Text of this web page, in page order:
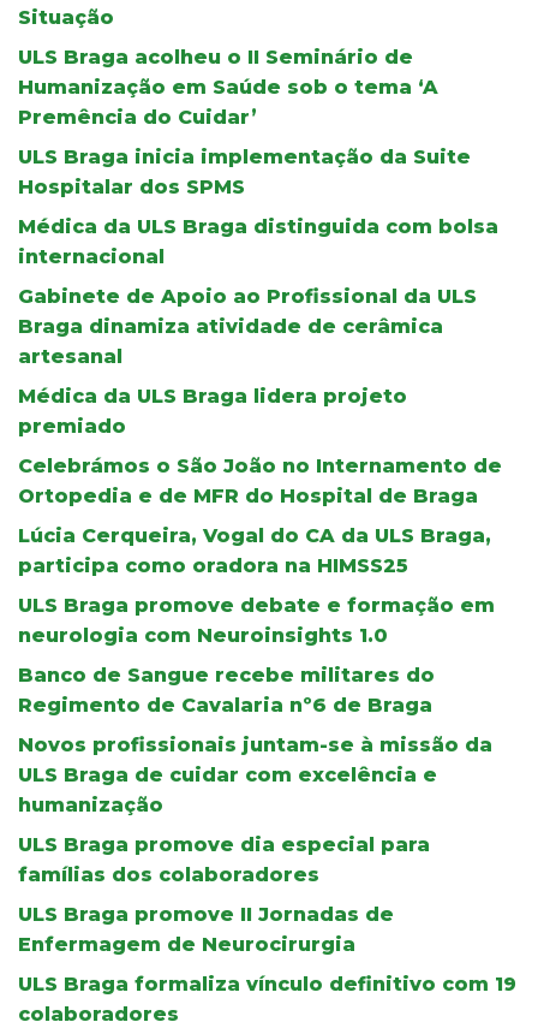
Situação
ULS Braga acolheu o II Seminário de
Humanização em Saúde sob o tema ‘A
Premência do Cuidar’
ULS Braga inicia implementação da Suite
Hospitalar dos SPMS
Médica da ULS Braga distinguida com bolsa
internacional
Gabinete de Apoio ao Profissional da ULS
Braga dinamiza atividade de cerâmica
artesanal
Médica da ULS Braga lidera projeto
premiado
Celebrámos o São João no Internamento de
Ortopedia e de MFR do Hospital de Braga
Lúcia Cerqueira, Vogal do CA da ULS Braga,
participa como oradora na HIMSS25
ULS Braga promove debate e formação em
neurologia com Neuroinsights 1.0
Banco de Sangue recebe militares do
Regimento de Cavalaria nº6 de Braga
Novos profissionais juntam-se à missão da
ULS Braga de cuidar com excelência e
humanização
ULS Braga promove dia especial para
famílias dos colaboradores
ULS Braga promove II Jornadas de
Enfermagem de Neurocirurgia
ULS Braga formaliza vínculo definitivo com 19
colaboradores